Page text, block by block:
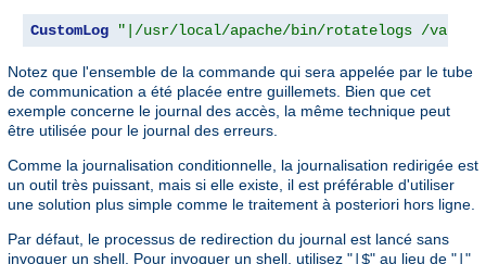
CustomLog "|/usr/local/apache/bin/rotatelogs /var/
Notez que l'ensemble de la commande qui sera appelée par le tube
de communication a été placée entre guillemets. Bien que cet
exemple concerne le journal des accès, la même technique peut
être utilisée pour le journal des erreurs.
Comme la journalisation conditionnelle, la journalisation redirigée est
un outil très puissant, mais si elle existe, il est préférable d'utiliser
une solution plus simple comme le traitement à posteriori hors ligne.
Par défaut, le processus de redirection du journal est lancé sans
invoquer un shell. Pour invoquer un shell, utilisez " |$" au lieu de " "